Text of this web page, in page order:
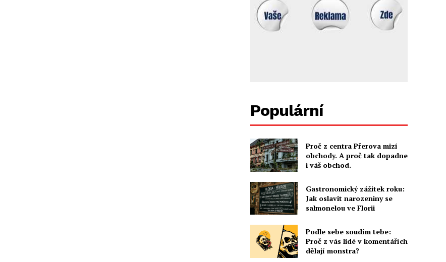
Populární
Proč z centra Přerova mizí
obchody. A proč tak dopadne
i váš obchod.
Gastronomický zážitek roku:
Jak oslavit narozeniny se
salmonelou ve Florii
Podle sebe soudím tebe:
Proč z vás lidé v komentářích
dělají monstra?